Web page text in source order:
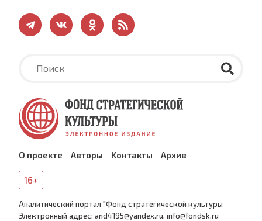
О проекте Авторы Контакты Архив
16+
Аналитический портал "Фонд стратегической культуры
Электронный адрес: and4195@yandex.ru, info@fondsk.ru